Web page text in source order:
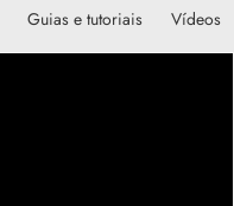
Guias e tutoriais Vídeos